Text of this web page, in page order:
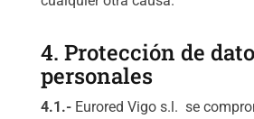
4. Protección de
personales
4.1.-Eurored Vigo s.l. se